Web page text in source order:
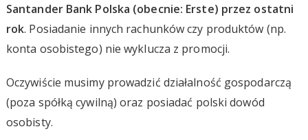
Santander Bank Polska (obecnie: Erste) przez ostatni
rok. Posiadanie innych rachunków czy produktów (np.
konta osobistego) nie wyklucza z promocji.
Oczywiście musimy prowadzić działalność gospodarczą
(poza spółką cywilną) oraz posiadać polski dowód
osobisty.